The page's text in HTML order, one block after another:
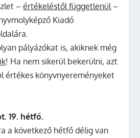
–értékeléstől függetlenül –
Kiadó
pályázókat is, akiknek még
! Ha nem sikerül bekerülni, azt
értékes könyvnyereményeket
19. hétfő.
a következő hétfő délig van